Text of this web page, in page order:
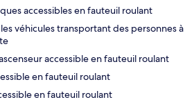
accessibles en fauteuil roulant
véhicules transportant des personnes à
accessible en fauteuil roulant
en fauteuil roulant
en fauteuil roulant